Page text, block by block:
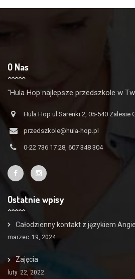
O Nas
"Hula Hop najlepsze przedszkole w
Hula Hop ul.Sarenki 2, 05-540 Zalesie
przedszkole@hula-hop.pl
0-22 736 17 28, 607 348 304
Ostatnie wpisy
Całodzienny kontakt z językiem
marzec 19, 2024
Zajęcia
luty 22, 2022